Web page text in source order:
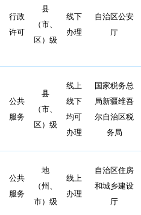
行政
许可
县
（市、
区）级
线下
办理
自治区公安
厅
公共
服务
县
（市、
区）级
线上
线下
均可
办理
国家税务总
局新疆维吾
尔自治区税
务局
公共
服务
地
（州、
市）级
线上
办理
自治区住房
和城乡建设
厅